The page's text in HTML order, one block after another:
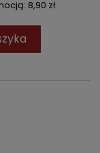
8,90 zł